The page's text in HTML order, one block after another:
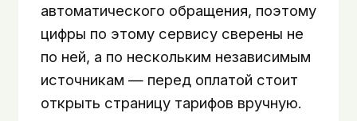
автоматического обращения, поэтому
цифры по этому сервису сверены не
по ней, а по нескольким независимым
источникам — перед оплатой стоит
открыть страницу тарифов вручную.